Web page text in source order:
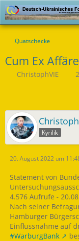
Quatschecke
Cum Ex
ChristophVIE
Kyrilik
20. August 2022 um
Statement von
4.576 Aufrufe -
Nach seiner
Hamburger
Einflussnahme auf
#WarburgBank